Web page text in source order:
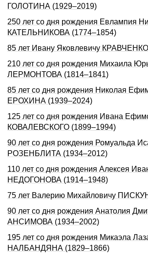
ГОЛОТИНА (1929–2019)
250 лет со дня рождения Евлампия
КАТЕЛЬHИКОВА (1774–1854)
85 лет Ивану Яковлевичу
210 лет со дня рождения Михаила
ЛЕРМОНТОВА (1814–1841)
85 лет со дня рождения Николая
ЕРОХИНА (1939–2024)
125 лет со дня рождения Ивана
КОВАЛЕВСКОГО (1899–1994)
90 лет со дня рождения Ромуальда
РОЗЕНБЛИТА (1934–2012)
110 лет со дня рождения Алексея
НЕДОГОНОВА (1914–1948)
75 лет Валерию Михайловичу
90 лет со дня рождения Анатолия
АНСИМОВА (1934–2002)
195 лет со дня рождения Микаэла
НАЛБАНДЯHА (1829–1866)